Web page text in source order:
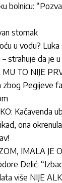
bolnicu:
stomak
u vodu? Luka
strahuje da je
TO NIJE
zbog Pegijeve
Kačavenda
ona
IMALA JE
Delić:
više NIJE